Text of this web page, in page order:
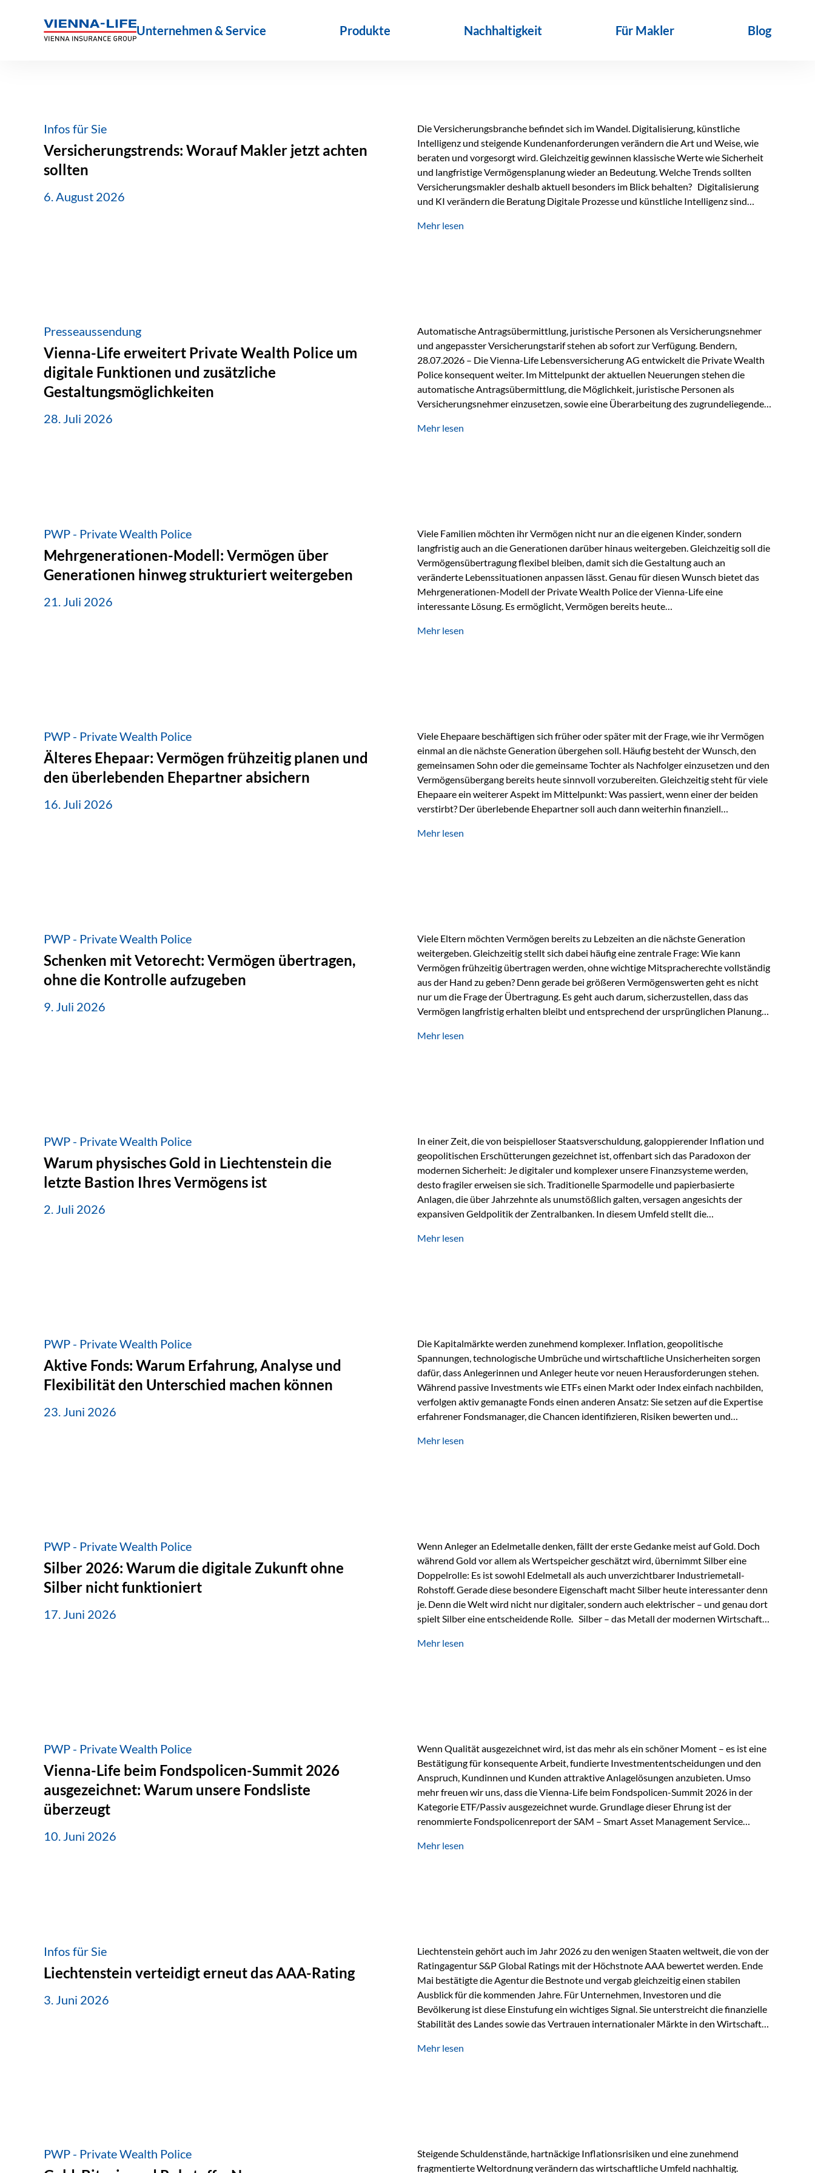
Unternehmen & Service Produkte Nachhaltigkeit Für Makler Blog
Infos für Sie
Versicherungstrends: Worauf Makler jetzt achten
sollten
6. August 2026
Die Versicherungsbranche befindet sich im Wandel. Digitalisierung, künstliche
Intelligenz und steigende Kundenanforderungen verändern die Art und Weise, wie
beraten und vorgesorgt wird. Gleichzeitig gewinnen klassische Werte wie Sicherheit
und langfristige Vermögensplanung wieder an Bedeutung. Welche Trends sollten
Versicherungsmakler deshalb aktuell besonders im Blick behalten? Digitalisierung
und KI verändern die Beratung Digitale Prozesse und künstliche Intelligenz sind
beschleunigen Abläufe und schaffen mehr Zeit für das Wesentliche: die persönliche
Mehr lesen
Presseaussendung
Vienna-Life erweitert Private Wealth Police um
digitale Funktionen und zusätzliche
Gestaltungsmöglichkeiten
28. Juli 2026
Automatische Antragsübermittlung, juristische Personen als Versicherungsnehmer
und angepasster Versicherungstarif stehen ab sofort zur Verfügung. Bendern,
28.07.2026 – Die Vienna-Life Lebensversicherung AG entwickelt die Private Wealth
Police konsequent weiter. Im Mittelpunkt der aktuellen Neuerungen stehen die
automatische Antragsübermittlung, die Möglichkeit, juristische Personen als
Versicherungsnehmer einzusetzen, sowie eine Überarbeitung des zugrundeliegenden
Abwicklung für Vertriebspartner deutlich effizienter gestaltet. Anträge werden direkt
Mehr lesen
PWP - Private Wealth Police
Mehrgenerationen-Modell: Vermögen über
Generationen hinweg strukturiert weitergeben
21. Juli 2026
Viele Familien möchten ihr Vermögen nicht nur an die eigenen Kinder, sondern
langfristig auch an die Generationen darüber hinaus weitergeben. Gleichzeitig soll die
Vermögensübertragung flexibel bleiben, damit sich die Gestaltung auch an
veränderte Lebenssituationen anpassen lässt. Genau für diesen Wunsch bietet das
Mehrgenerationen-Modell der Private Wealth Police der Vienna-Life eine
interessante Lösung. Es ermöglicht, Vermögen bereits heute
Ausgangssituation Stellen Sie sich folgende Familie vor: Die Großeltern haben über
Mehr lesen
PWP - Private Wealth Police
Älteres Ehepaar: Vermögen frühzeitig planen und
den überlebenden Ehepartner absichern
16. Juli 2026
Viele Ehepaare beschäftigen sich früher oder später mit der Frage, wie ihr Vermögen
einmal an die nächste Generation übergehen soll. Häufig besteht der Wunsch, den
gemeinsamen Sohn oder die gemeinsame Tochter als Nachfolger einzusetzen und den
Vermögensübergang bereits heute sinnvoll vorzubereiten. Gleichzeitig steht für viele
Ehepaare ein weiterer Aspekt im Mittelpunkt: Was passiert, wenn einer der beiden
verstirbt? Der überlebende Ehepartner soll auch dann weiterhin finanziell
können. Genau für diese Ausgangssituation bietet die Private Wealth Police der
Mehr lesen
PWP - Private Wealth Police
Schenken mit Vetorecht: Vermögen übertragen,
ohne die Kontrolle aufzugeben
9. Juli 2026
Viele Eltern möchten Vermögen bereits zu Lebzeiten an die nächste Generation
weitergeben. Gleichzeitig stellt sich dabei häufig eine zentrale Frage: Wie kann
Vermögen frühzeitig übertragen werden, ohne wichtige Mitspracherechte vollständig
aus der Hand zu geben? Denn gerade bei größeren Vermögenswerten geht es nicht
nur um die Frage der Übertragung. Es geht auch darum, sicherzustellen, dass das
Vermögen langfristig erhalten bleibt und entsprechend der ursprünglichen Planung
Ein Vater schenkt seiner Tochter einen Teil seines Vermögens. Einige Jahre später
Mehr lesen
PWP - Private Wealth Police
Warum physisches Gold in Liechtenstein die
letzte Bastion Ihres Vermögens ist
2. Juli 2026
In einer Zeit, die von beispielloser Staatsverschuldung, galoppierender Inflation und
geopolitischen Erschütterungen gezeichnet ist, offenbart sich das Paradoxon der
modernen Sicherheit: Je digitaler und komplexer unsere Finanzsysteme werden,
desto fragiler erweisen sie sich. Traditionelle Sparmodelle und papierbasierte
Anlagen, die über Jahrzehnte als unumstößlich galten, versagen angesichts der
expansiven Geldpolitik der Zentralbanken. In diesem Umfeld stellt die
die modernste und strategisch klügste Antwort auf globale Instabilität. Physische
Mehr lesen
PWP - Private Wealth Police
Aktive Fonds: Warum Erfahrung, Analyse und
Flexibilität den Unterschied machen können
23. Juni 2026
Die Kapitalmärkte werden zunehmend komplexer. Inflation, geopolitische
Spannungen, technologische Umbrüche und wirtschaftliche Unsicherheiten sorgen
dafür, dass Anlegerinnen und Anleger heute vor neuen Herausforderungen stehen.
Während passive Investments wie ETFs einen Markt oder Index einfach nachbilden,
verfolgen aktiv gemanagte Fonds einen anderen Ansatz: Sie setzen auf die Expertise
erfahrener Fondsmanager, die Chancen identifizieren, Risiken bewerten und
geprägt ist, kann diese aktive Herangehensweise einen entscheidenden Mehrwert
Mehr lesen
PWP - Private Wealth Police
Silber 2026: Warum die digitale Zukunft ohne
Silber nicht funktioniert
17. Juni 2026
Wenn Anleger an Edelmetalle denken, fällt der erste Gedanke meist auf Gold. Doch
während Gold vor allem als Wertspeicher geschätzt wird, übernimmt Silber eine
Doppelrolle: Es ist sowohl Edelmetall als auch unverzichtbarer Industriemetall-
Rohstoff. Gerade diese besondere Eigenschaft macht Silber heute interessanter denn
je. Denn die Welt wird nicht nur digitaler, sondern auch elektrischer – und genau dort
spielt Silber eine entscheidende Rolle. Silber – das Metall der modernen Wirtschaft
Eigenschaft macht es für zahlreiche Zukunftstechnologien praktisch unverzichtbar.
Mehr lesen
PWP - Private Wealth Police
Vienna-Life beim Fondspolicen-Summit 2026
ausgezeichnet: Warum unsere Fondsliste
überzeugt
10. Juni 2026
Wenn Qualität ausgezeichnet wird, ist das mehr als ein schöner Moment – es ist eine
Bestätigung für konsequente Arbeit, fundierte Investmententscheidungen und den
Anspruch, Kundinnen und Kunden attraktive Anlagelösungen anzubieten. Umso
mehr freuen wir uns, dass die Vienna-Life beim Fondspolicen-Summit 2026 in der
Kategorie ETF/Passiv ausgezeichnet wurde. Grundlage dieser Ehrung ist der
renommierte Fondspolicenreport der SAM – Smart Asset Management Service
und verglichen wurden. Das Ergebnis: Die ETF-Auswahl der Vienna-Life zählt zu den
Mehr lesen
Infos für Sie
Liechtenstein verteidigt erneut das AAA-Rating
3. Juni 2026
Liechtenstein gehört auch im Jahr 2026 zu den wenigen Staaten weltweit, die von der
Ratingagentur S&P Global Ratings mit der Höchstnote AAA bewertet werden. Ende
Mai bestätigte die Agentur die Bestnote und vergab gleichzeitig einen stabilen
Ausblick für die kommenden Jahre. Für Unternehmen, Investoren und die
Bevölkerung ist diese Einstufung ein wichtiges Signal. Sie unterstreicht die finanzielle
Stabilität des Landes sowie das Vertrauen internationaler Märkte in den Wirtschafts-
Herausforderungen Die weltwirtschaftlichen Rahmenbedingungen bleiben
Mehr lesen
PWP - Private Wealth Police
Steigende Schuldenstände, hartnäckige Inflationsrisiken und eine zunehmend
fragmentierte Weltordnung verändern das wirtschaftliche Umfeld nachhaltig.